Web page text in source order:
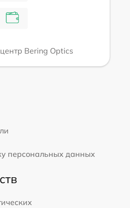
Bering Optics
персональных данных